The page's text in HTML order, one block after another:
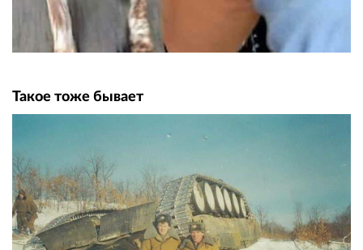
Такое тоже бывает